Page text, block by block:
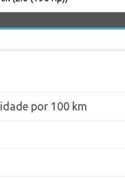
por 100 km